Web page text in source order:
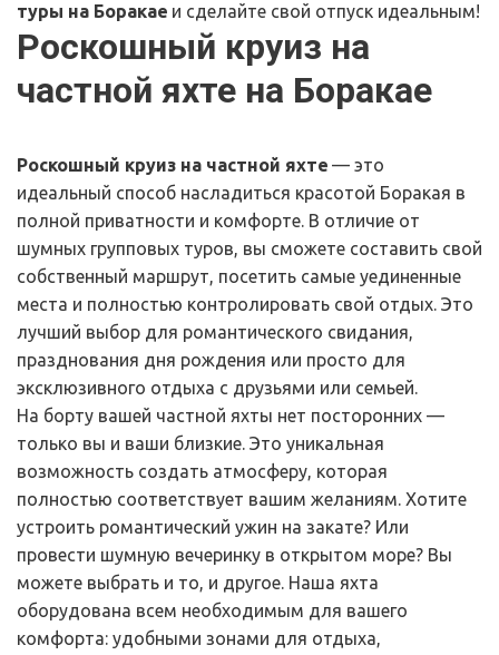
туры на Боракае и сделайте свой отпуск идеальным!
Роскошный круиз на
частной яхте на Боракае
Роскошный круиз на частной яхте — это
идеальный способ насладиться красотой Боракая в
полной приватности и комфорте. В отличие от
шумных групповых туров, вы сможете составить свой
собственный маршрут, посетить самые уединенные
места и полностью контролировать свой отдых. Это
лучший выбор для романтического свидания,
празднования дня рождения или просто для
эксклюзивного отдыха с друзьями или семьей.
На борту вашей частной яхты нет посторонних —
только вы и ваши близкие. Это уникальная
возможность создать атмосферу, которая
полностью соответствует вашим желаниям. Хотите
устроить романтический ужин на закате? Или
провести шумную вечеринку в открытом море? Вы
можете выбрать и то, и другое. Наша яхта
оборудована всем необходимым для вашего
комфорта: удобными зонами для отдыха,